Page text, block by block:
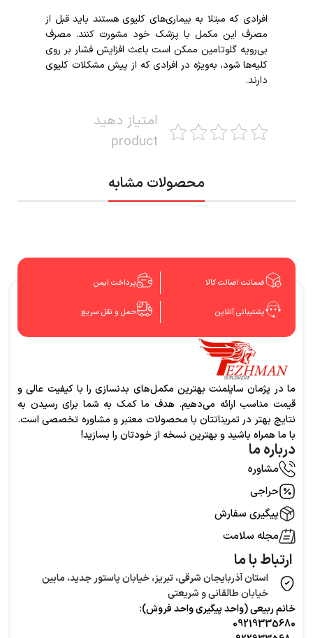
افرادی که مبتلا به بیماری‌های کلیوی هستند باید قبل از
مصرف این مکمل با پزشک خود مشورت کنند. مصرف
بی‌رویه گلوتامین ممکن است باعث افزایش فشار بر روی
کلیه‌ها شود، به‌ویژه در افرادی که از پیش مشکلات کلیوی
دارند.
امتیاز دهید
product
محصولات مشابه
ضمانت اصالت کالا پرداخت ایمن
پشتیبانی آنلاین حمل و نقل سریع
ما در پژمان ساپلمنت بهترین مکمل‌های بدنسازی را با کیفیت عالی و
قیمت مناسب ارائه می‌دهیم. هدف ما کمک به شما برای رسیدن به
نتایج بهتر در تمریناتتان با محصولات معتبر و مشاوره تخصصی است.
با ما همراه باشید و بهترین نسخه از خودتان را بسازید!
درباره ما
مشاوره
حراجی
پیگیری سفارش
مجله سلامت
ارتباط با ما
استان آذربایجان شرقی، تبریز، خیابان پاستور جدید، مابین
خیابان طالقانی و شریعتی
خانم ربیعی (واحد‌ پیگیری واحد فروش):
09219335680